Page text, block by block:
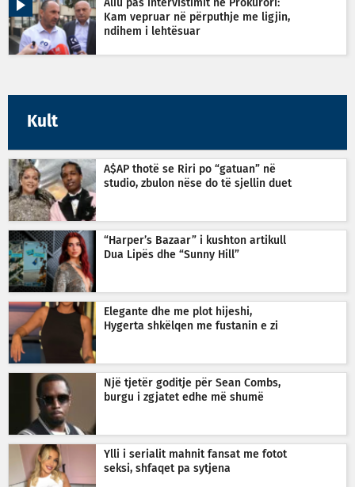
Aliu pas intervistimit në Prokurori:
Kam vepruar në përputhje me ligjin,
ndihem i lehtësuar
Kult
A$AP thotë se Riri po “gatuan” në
studio, zbulon nëse do të sjellin duet
“Harper’s Bazaar” i kushton artikull
Dua Lipës dhe “Sunny Hill”
Elegante dhe me plot hijeshi,
Hygerta shkëlqen me fustanin e zi
Një tjetër goditje për Sean Combs,
burgu i zgjatet edhe më shumë
Ylli i serialit mahnit fansat me fotot
seksi, shfaqet pa sytjena